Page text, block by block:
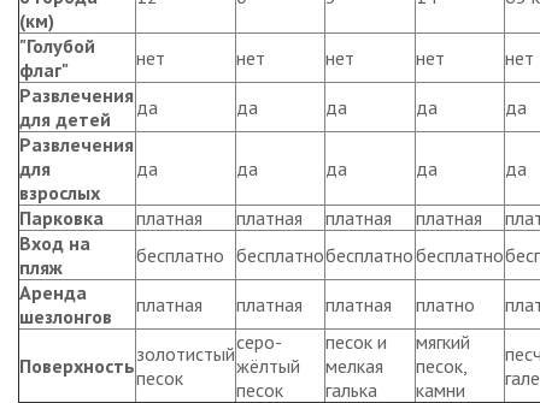
(км)
"Голубой
флаг"
нет нет нет нет
нет
Развлечения
для детей
да да да да
да
Развлечения
для
взрослых
да да да да да
Парковка платная платная платная платная
Вход на
пляж
бесплатно бесплатнобесплатнобесплатно
Аренда
шезлонгов
платная платная платная платно
Поверхностьзолотистый
песок
серо-
жёлтый
песок
песок и
мелкая
галька
мягкий
песок,
камни